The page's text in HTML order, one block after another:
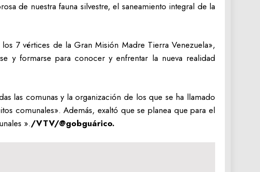
de nuestra fauna silvestre, el saneamiento integral de la
7 vértices de la Gran Misión Madre Tierra Venezuela»,
y formarse para conocer y enfrentar la nueva realidad
las comunas y la organización de los que se ha llamado
comunales». Además, exaltó que se planea que para el
»./VTV/@gobguárico.